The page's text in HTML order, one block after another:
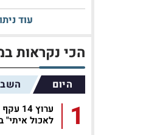
עוד
הכי נקראות
היום
1
לאכול איתי"